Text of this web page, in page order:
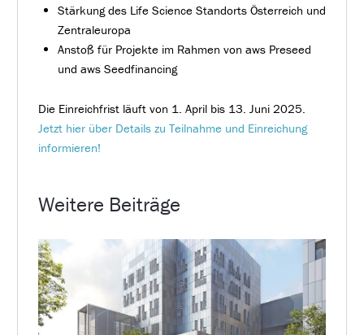
Stärkung des Life Science Standorts Österreich und
Zentraleuropa
Anstoß für Projekte im Rahmen von aws Preseed
und aws Seedfinancing
Die Einreichfrist läuft von 1. April bis 13. Juni 2025.
Jetzt hier über Details zu Teilnahme und Einreichung
informieren!
Weitere Beiträge